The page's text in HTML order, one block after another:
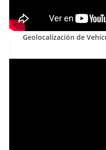
Geolocalización de